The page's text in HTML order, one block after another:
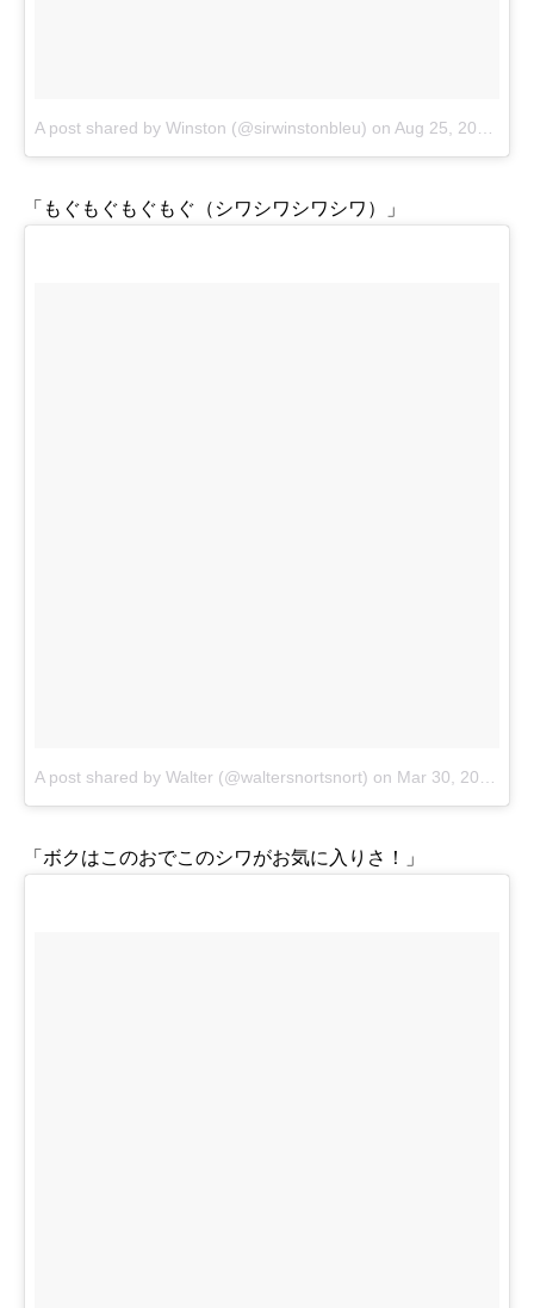
A post shared by Winston (@sirwinstonbleu) on Aug 25, 2016 at 10:56am PDT
「もぐもぐもぐもぐ（シワシワシワシワ）」
A post shared by Walter (@waltersnortsnort) on Mar 30, 2017 at 4:52pm PDT
「ボクはこのおでこのシワがお気に入りさ！」